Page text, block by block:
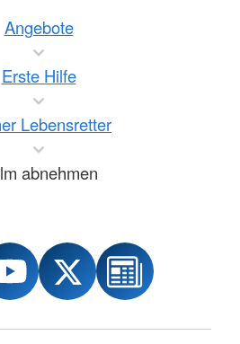
Angebote
Erste Hilfe
Lebensretter
abnehmen